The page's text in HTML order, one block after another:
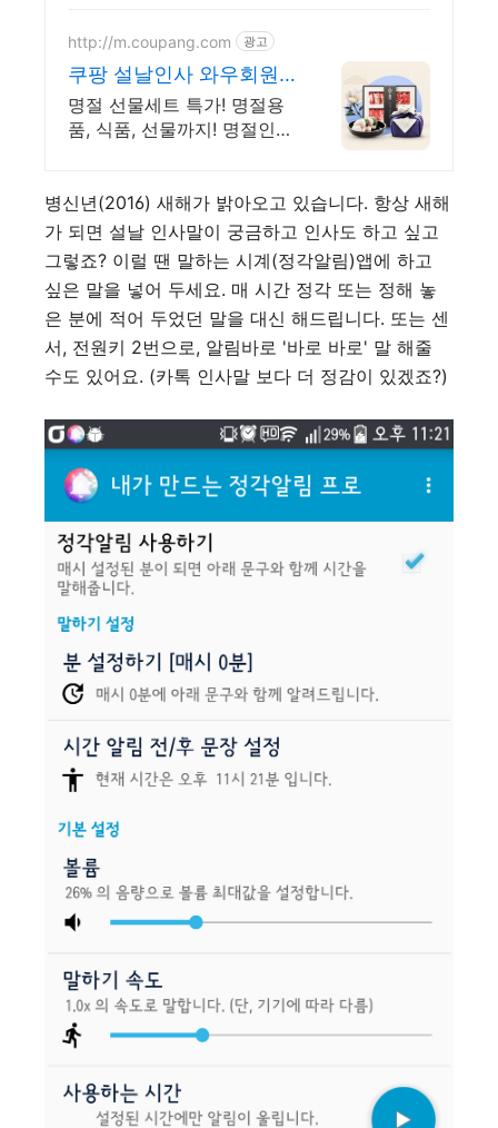
http://m.coupang.com 광고
쿠팡 설날인사 와우회원
은 무제한 무료 배송
명절 선물세트 특가! 명절용
품, 식품, 선물까지! 명절인기
병신년(2016) 새해가 밝아오고 있습니다. 항상 새해
가 되면 설날 인사말이 궁금하고 인사도 하고 싶고
그렇죠? 이럴 땐 말하는 시계(정각알림)앱에 하고
싶은 말을 넣어 두세요. 매 시간 정각 또는 정해 놓
은 분에 적어 두었던 말을 대신 해드립니다. 또는 센
서, 전원키 2번으로, 알림바로 '바로 바로' 말 해줄
수도 있어요. (카톡 인사말 보다 더 정감이 있겠죠?)